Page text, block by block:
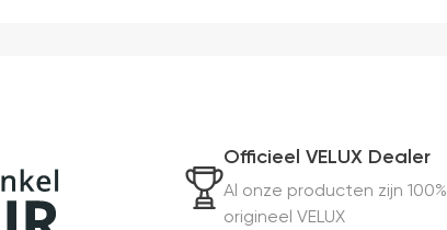
Officieel VELUX Dealer
Al onze producten zijn 100%
origineel VELUX